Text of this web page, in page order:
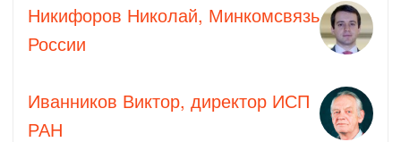
Никифоров Николай, Минкомсвязь
России
Иванников Виктор, директор ИСП
РАН